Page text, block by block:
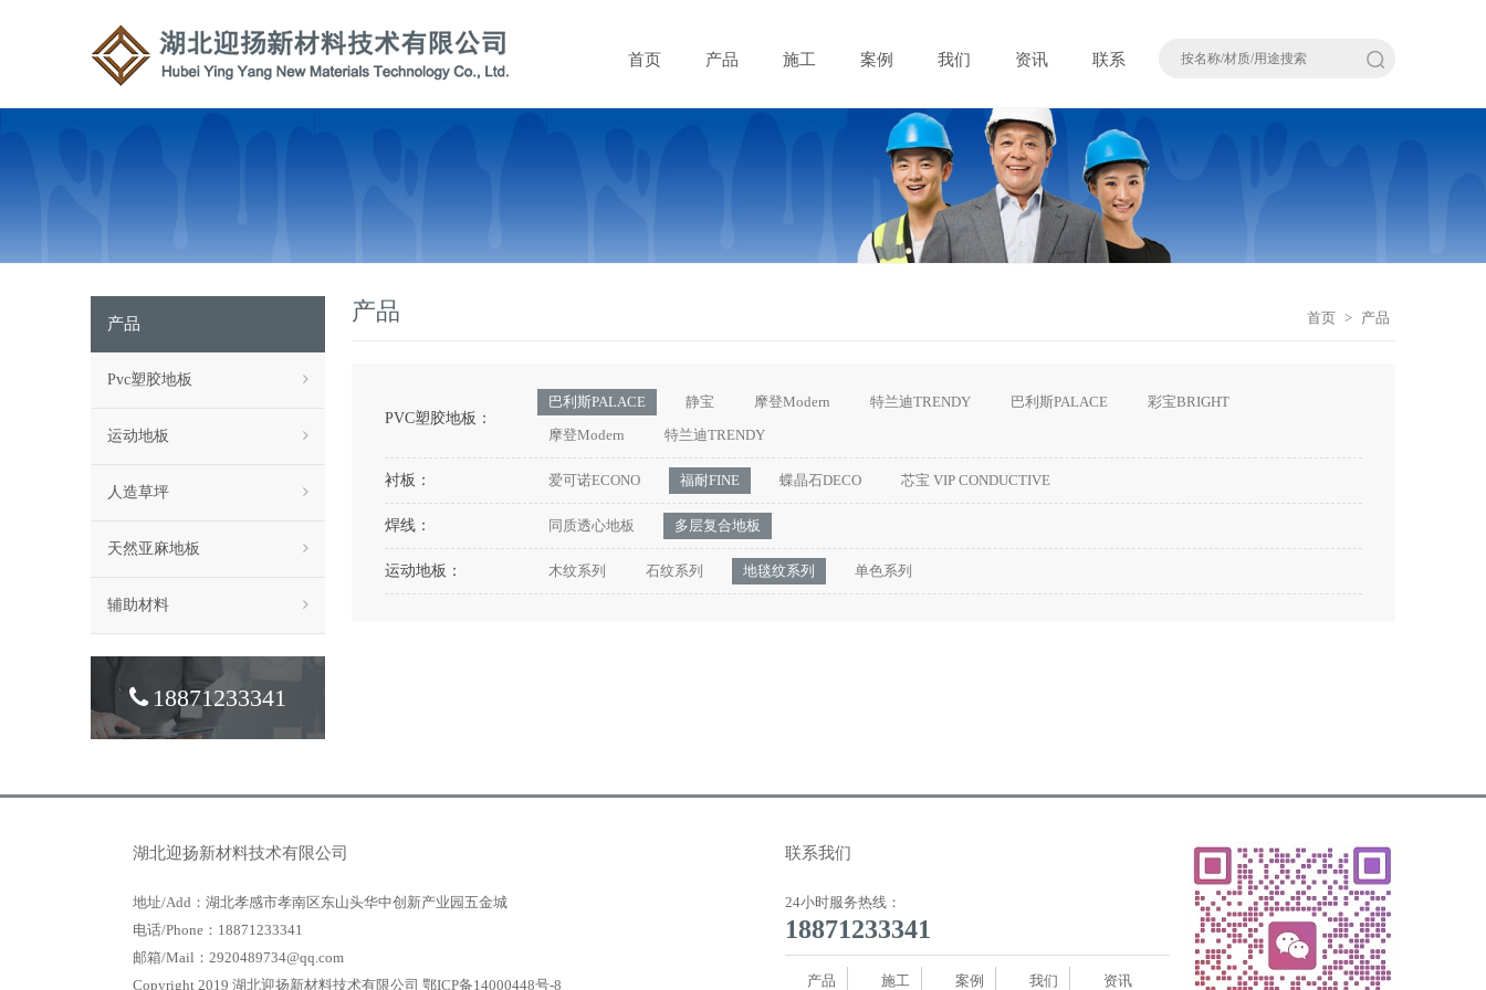
首页 产品 施工 案例 我们 资讯 联系
产品
Pvc塑胶地板
运动地板
人造草坪
天然亚麻地板
辅助材料
18871233341
产品 首页 > 产品
PVC塑胶地板：
巴利斯PALACE 静宝 摩登Modern 特兰迪TRENDY 巴利斯PALACE
彩宝BRIGHT
摩登Modern
特兰迪TRENDY
衬板： 爱可诺ECONO 福耐FINE 蝶晶石DECO 芯宝 VIP CONDUCTIVE
焊线： 同质透心地板 多层复合地板
运动地板： 木纹系列 石纹系列 地毯纹系列 单色系列
湖北迎扬新材料技术有限公司
地址/Add：湖北孝感市孝南区东山头华中创新产业园五金城
电话/Phone：18871233341
邮箱/Mail：2920489734@qq.com
Copyright 2019 湖北迎扬新材料技术有限公司 鄂ICP备14000448号-8
联系我们
24小时服务热线：
18871233341
产品 施工 案例 我们 资讯